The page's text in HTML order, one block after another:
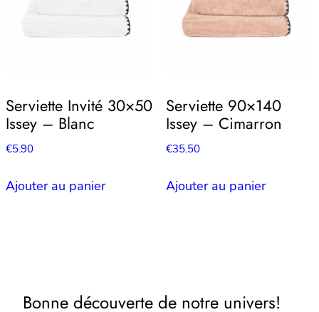
Serviette Invité 30×50
Issey – Blanc
€5.90
Ajouter au panier
Serviette 90×140
Issey – Cimarron
€35.50
Ajouter au panier
Bonne découverte de notre univers!